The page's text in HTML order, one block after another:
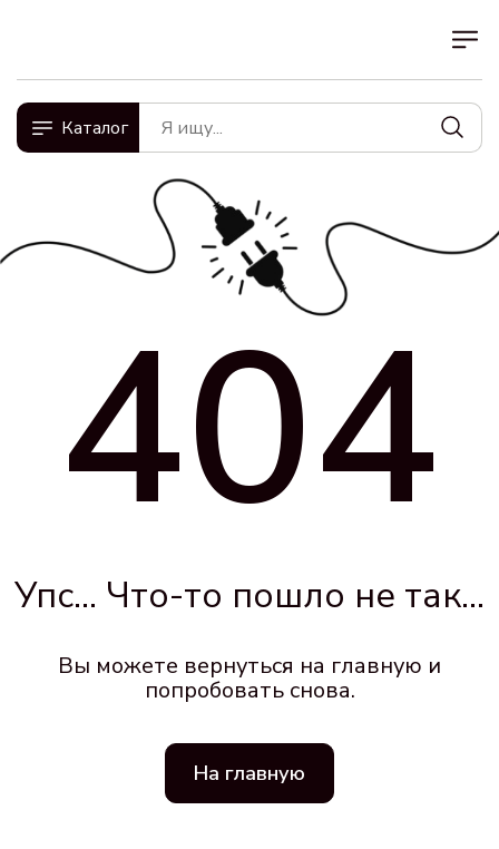
Каталог
404
Упс... Что-то пошло не так...
Вы можете вернуться на главную и
попробовать снова.
На главную